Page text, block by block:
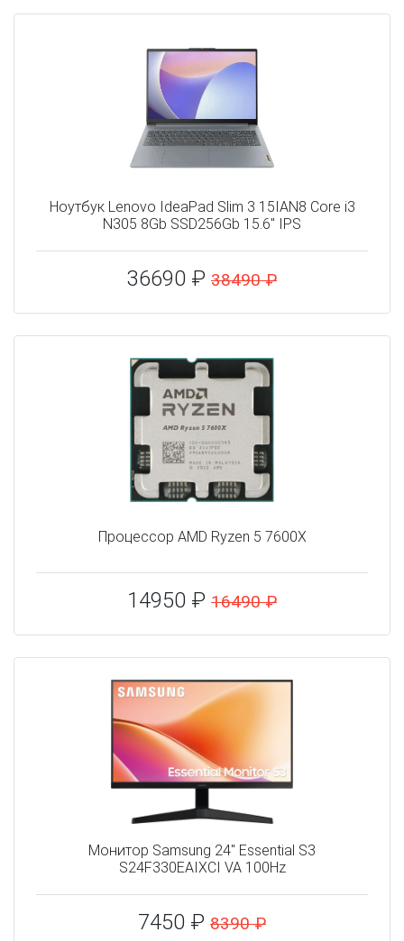
Ноутбук Lenovo IdeaPad Slim 3 15IAN8 Core i3
N305 8Gb SSD256Gb 15.6" IPS
36690 ₽ 38490 ₽
Процессор AMD Ryzen 5 7600X
14950 ₽ 16490 ₽
Монитор Samsung 24" Essential S3
S24F330EAIXCI VA 100Hz
7450 ₽ 8390 ₽